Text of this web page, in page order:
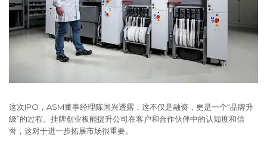
这次IPO，ASM董事经理陈国兴透露，这不仅是融资，更是一个“品牌升
级”的过程。挂牌创业板能提升公司在客户和合作伙伴中的认知度和信
誉，这对于进一步拓展市场很重要。